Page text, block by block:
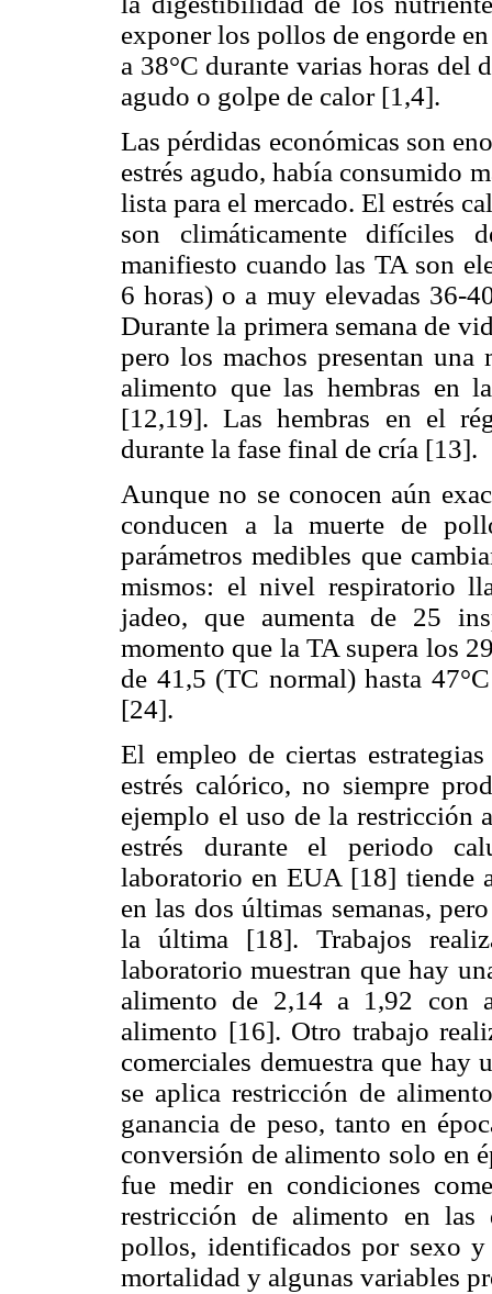
exponer los pollos de engorde
a 38°C durante varias horas del
agudo o golpe de calor [1,4].
Las pérdidas económicas son
estrés agudo, había consumido
lista para el mercado. El estrés
son climáticamente difíciles
manifiesto cuando las TA son
6 horas) o a muy elevadas 36-
Durante la primera semana de
pero los machos presentan
alimento que las hembras en
[12,19]. Las hembras en el
durante la fase final de cría [13].
Aunque no se conocen aún
conducen a la muerte de
parámetros medibles que
mismos: el nivel respiratorio
jadeo, que aumenta de 25
momento que la TA supera los
de 41,5 (TC normal) hasta
[24].
El empleo de ciertas
estrés calórico, no siempre
ejemplo el uso de la restricción
estrés durante el periodo
laboratorio en EUA [18] tiende
en las dos últimas semanas,
la última [18]. Trabajos
laboratorio muestran que hay
alimento de 2,14 a 1,92 con
alimento [16]. Otro trabajo
comerciales demuestra que hay
se aplica restricción de
ganancia de peso, tanto en
conversión de alimento solo en
fue medir en condiciones
restricción de alimento en las
pollos, identificados por sexo y
mortalidad y algunas variables